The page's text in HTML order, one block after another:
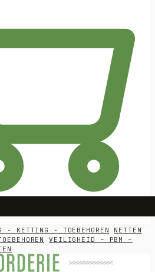
- KETTING - TOEBEHOREN
NETTEN
VEILIGHEID – PBM –